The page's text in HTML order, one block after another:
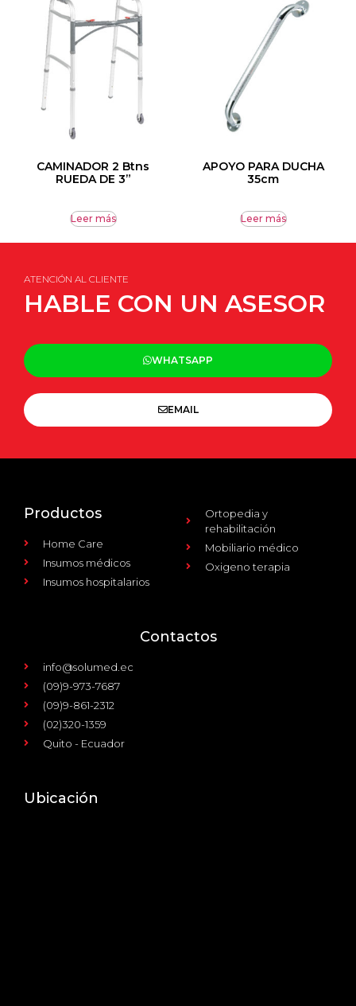
CAMINADOR 2 Btns
RUEDA DE 3”
Leer más
APOYO PARA DUCHA
35cm
Leer más
ATENCIÓN AL CLIENTE
HABLE CON UN ASESOR
WHATSAPP
EMAIL
Productos
Home Care
Insumos médicos
Insumos hospitalarios
Ortopedia y
rehabilitación
Mobiliario médico
Oxigeno terapia
Contactos
info@solumed.ec
(09)9-973-7687
(09)9-861-2312
(02)320-1359
Quito - Ecuador
Ubicación